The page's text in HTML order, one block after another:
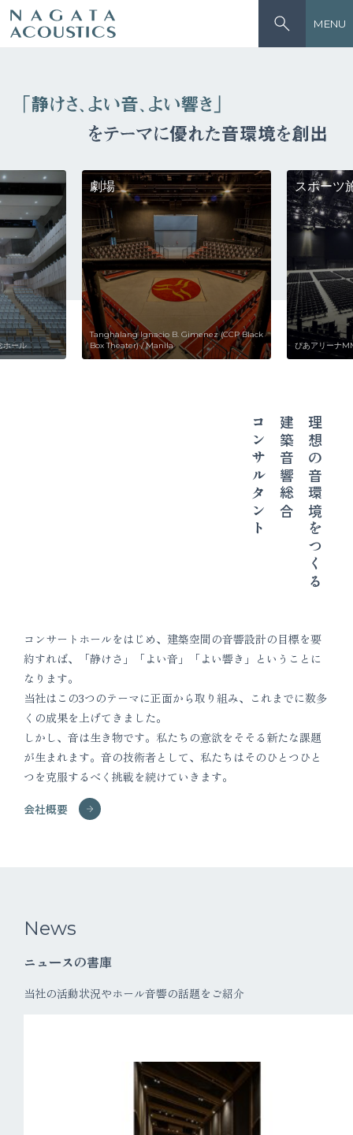
MENU
ホール
Tanghalang Ignacio B. Gimenez (CCP Black
Box Theater) / Manila
劇場
ぴあアリーナ
スポーツ
理想の音環境をつくる
建築音響総合
コンサルタント
コンサートホールをはじめ、建築空間の音響設計の目標を要
約すれば、「静けさ」「よい音」「よい響き」ということに
なります。
当社はこの3つのテーマに正面から取り組み、これまでに数多
くの成果を上げてきました。
しかし、音は生き物です。私たちの意欲をそそる新たな課題
が生まれます。音の技術者として、私たちはそのひとつひと
つを克服するべく挑戦を続けていきます。
会社概要
News
ニュースの書庫
当社の活動状況やホール音響の話題をご紹介